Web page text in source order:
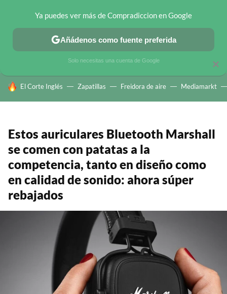
CHOLLOS TELEGRAM OFERTAS EN MÓVILES OFERTAS EN
HOY SE HABLA DE
El Corte Inglés Zapatillas Freidora de aire Mediamarkt
Estos auriculares Bluetooth Marshall
se comen con patatas a la
competencia, tanto en diseño como
en calidad de sonido: ahora súper
rebajados
×
Ya puedes ver más de Compradiccion en Google
Añádenos como fuente preferida
Solo necesitas una cuenta de Google